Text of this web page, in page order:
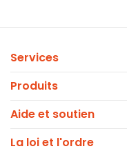
Services
Produits
Aide et soutien
La loi et l'ordre